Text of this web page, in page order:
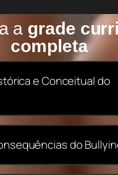
a grade
completa
e Conceitual do
histórica e como o
pesquisas e
do